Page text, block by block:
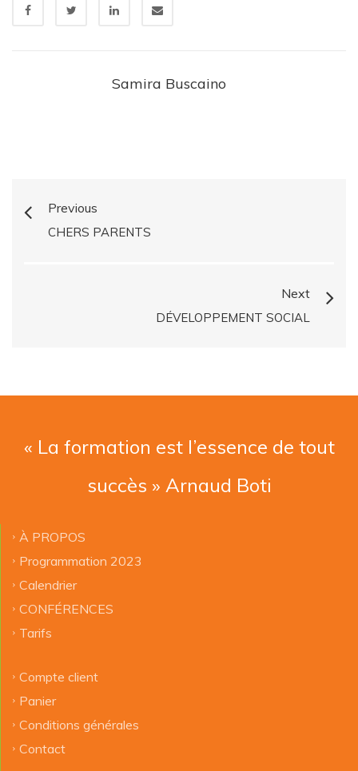
Samira Buscaino
Previous
CHERS PARENTS
Next
DÉVELOPPEMENT SOCIAL
« La formation est l’essence de tout
succès » Arnaud Boti
À PROPOS
Programmation 2023
Calendrier
CONFÉRENCES
Tarifs
Compte client
Panier
Conditions générales
Contact